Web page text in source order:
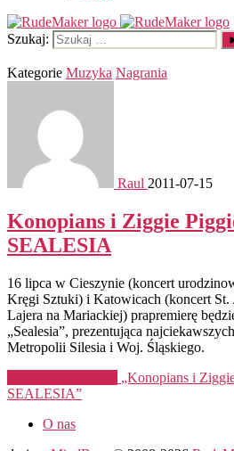
Szukaj:
Kategorie Muzyka Nagrania
Raul 2011-07-15
Konopians i Ziggie
SEALESIA
16 lipca w Cieszynie (koncert
Kręgi Sztuki) i Katowicach (koncert St.
Lajera na Mariackiej) prapremierę
„Sealesia”, prezentująca
Metropolii Silesia i Woj. Śląskiego.
„Konopians i
SEALESIA”
O nas